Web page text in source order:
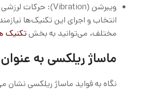
ویبرشن (Vibration): حرکات لرزشی برای کمک به شل شدن عمیق عضلات.
انتخاب و اجرای این تکنیک‌ها
مختلف، می‌توانید به بخشتکنیک
ماساژ ریلکسی به
نگاه به فواید ماساژ ریلکسی